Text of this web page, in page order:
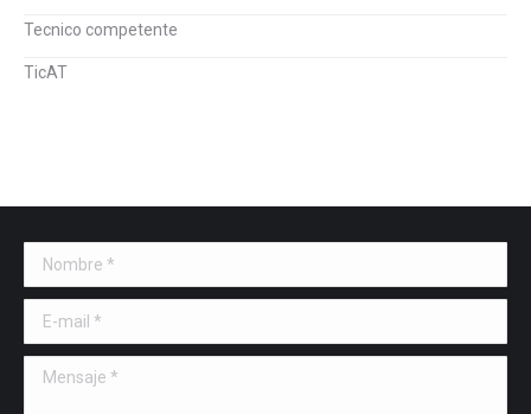
Tecnico competente
TicAT
Nombre *
E-mail *
Mensaje *